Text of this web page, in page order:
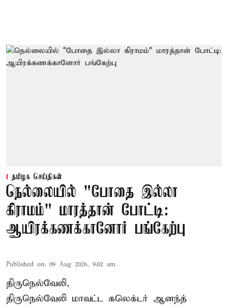
தமிழக செய்திகள்
நெல்லையில் "போதை இல்லா
கிராமம்" மாரத்தான் போட்டி:
ஆயிரக்கணக்கானோர் பங்கேற்பு
Published on: 09 Aug 2026, 9:02 am
திருநெல்வேலி,
திருநெல்வேலி மாவட்ட கலெக்டர் ஆனந்த்